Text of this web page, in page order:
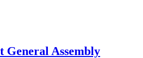
General Assembly